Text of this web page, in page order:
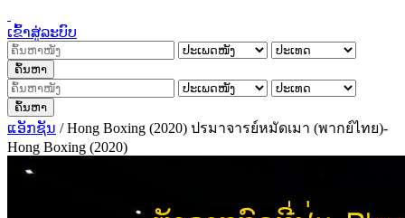
ເຂົ້າສູ່ລະບົບ
ຄົ້ນຫາ
ຄົ້ນຫາ
ແອັກຊັນ /Hong Boxing (2020) ปรมาจารย์หมัดเมา (พากย์ไทย)-
Hong Boxing (2020)